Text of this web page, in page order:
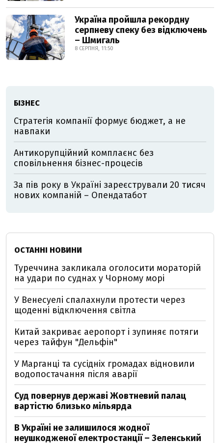
Україна пройшла рекордну
серпневу спеку без відключень
– Шмигаль
8 СЕРПНЯ, 11:50
БІЗНЕС
Стратегія компанії формує бюджет, а не
навпаки
Антикорупційний комплаєнс без
сповільнення бізнес-процесів
За пів року в Україні зареєстрували 20 тисяч
нових компаній – Опендатабот
ОСТАННІ НОВИНИ
Туреччина закликала оголосити мораторій
на удари по суднах у Чорному морі
У Венесуелі спалахнули протести через
щоденні відключення світла
Китай закриває аеропорт і зупиняє потяги
через тайфун "Дельфін"
У Марганці та сусідніх громадах відновили
водопостачання після аварії
Суд повернув державі Жовтневий палац
вартістю близько мільярда
В Україні не залишилося жодної
неушкодженої електростанції – Зеленський